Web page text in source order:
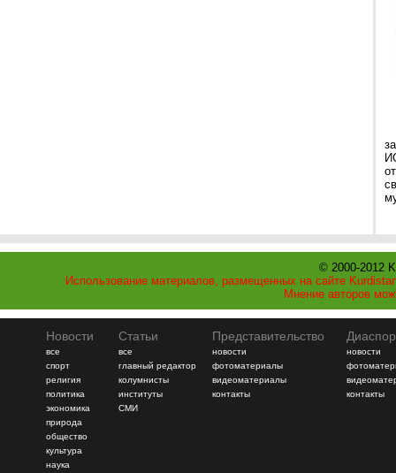
© 2000-2012
Использование материалов, размещенных на сайте
Мнение авторов
Новости
все
спорт
религия
политика
экономика
природа
общество
культура
наука
Статьи
все
главный редактор
колумнисты
институты
СМИ
Представительство
новости
фотоматериалы
видеоматериалы
контакты
новости
контакты